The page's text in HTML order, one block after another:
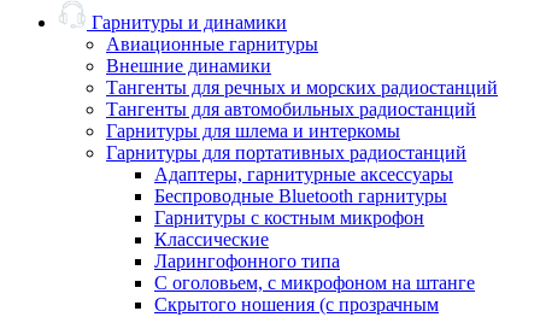
Гарнитуры и динамики
Авиационные гарнитуры
Внешние динамики
Тангенты для речных и морских радиостанций
Тангенты для автомобильных радиостанций
Гарнитуры для шлема и интеркомы
Гарнитуры для портативных радиостанций
Адаптеры, гарнитурные аксессуары
Беспроводные Bluetooth гарнитуры
Гарнитуры с костным микрофон
Классические
Ларингофонного типа
С оголовьем, с микрофоном на штанге
Скрытого ношения (с прозрачным